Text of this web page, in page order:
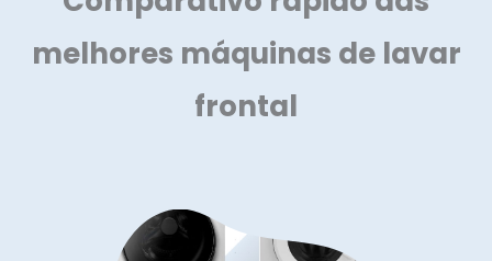
melhores máquinas de lavar
frontal